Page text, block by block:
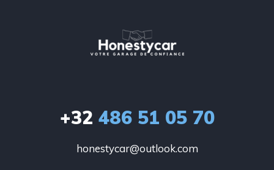
+32 486 51 05 70
honestycar@outlook.com